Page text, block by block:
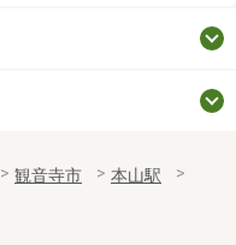
観音寺市
本山駅